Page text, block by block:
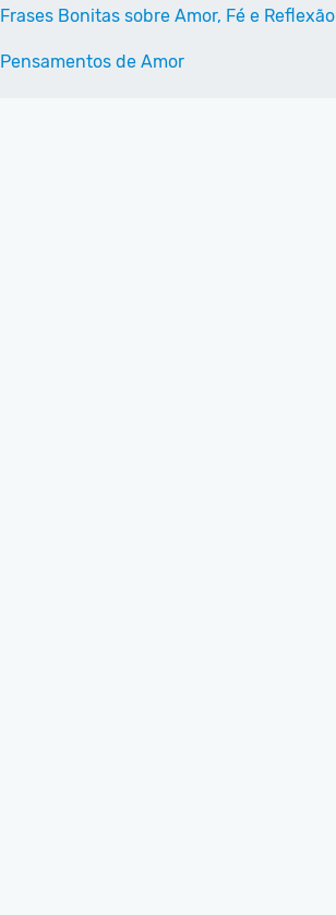
Frases Bonitas sobre Amor, Fé e Reflexão
Pensamentos de Amor